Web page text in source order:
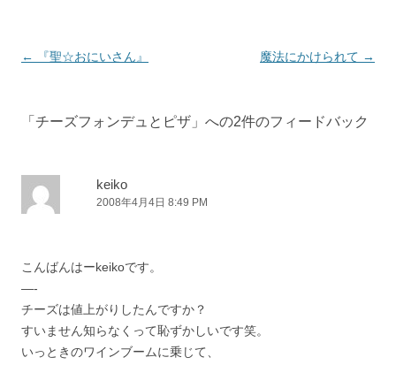
投
シ
← 『聖☆おにいさん』 魔法にかけられて →
「 チーズフォンデュとピザ 」への2件のフィードバック
keiko
2008年4月4日 8:49 PM
こんばんはーkeikoです。
—-
チーズは値上がりしたんですか？
すいません知らなくって恥ずかしいです笑。
いっときのワインブームに乗じて、